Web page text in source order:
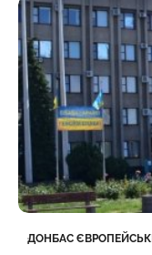
Категорія
ДОНБАС
Дата публікації